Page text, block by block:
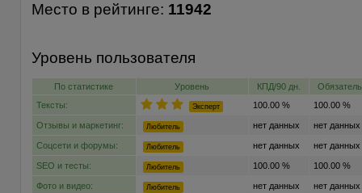
Место в рейтинге: 11942
Уровень пользователя
По статистике Уровень КПД/90 дн.
Тексты:
Эксперт 100.00 % 100.00 %
Отзывы и маркетинг: Любитель нет данных нет данных
Соцсети и форумы: Любитель нет данных нет данных
SEO и тесты: Любитель 100.00 % 100.00 %
Фото и видео: Любитель нет данных нет данных